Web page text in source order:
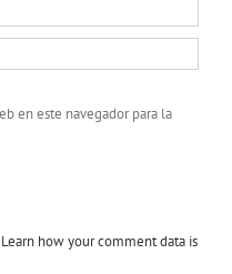
en este navegador para la
Learn how your comment data is